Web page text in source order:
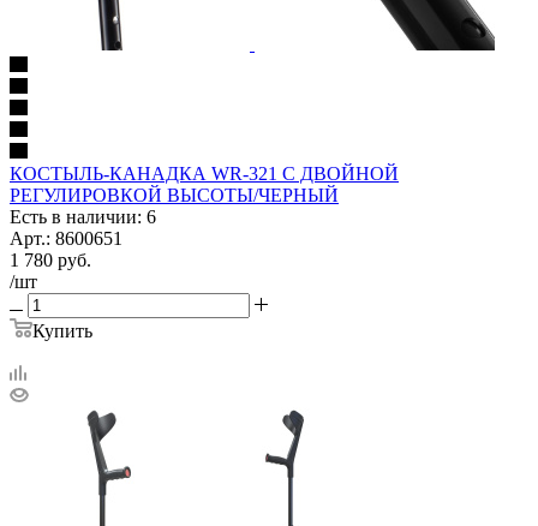
КОСТЫЛЬ-КАНАДКА WR-321 С ДВОЙНОЙ
РЕГУЛИРОВКОЙ ВЫСОТЫ/ЧЕРНЫЙ
Есть в наличии: 6
Арт.: 8600651
1 780 руб.
/шт
Купить